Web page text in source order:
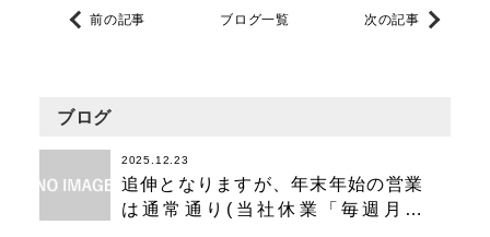
前の記事 次の記事
ブログ一覧
ブログ
2025.12.23
追伸となりますが、年末年始の営業
は通常通り(当社休業「毎週月曜